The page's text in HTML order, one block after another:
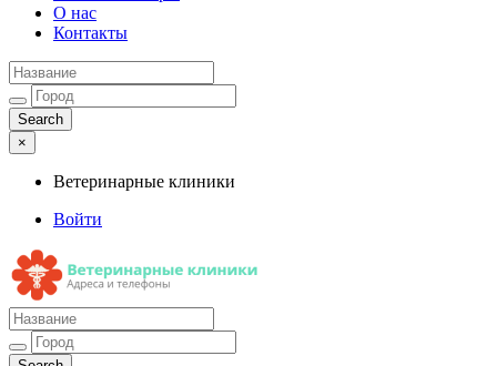
О нас
Контакты
×
Ветеринарные клиники
Войти
Ветеринарные клиники
Адреса и телефоны